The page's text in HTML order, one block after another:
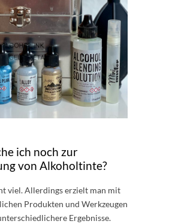
ich noch zur
von Alkoholtinte?
viel. Allerdings erzielt man mit
Produkten und Werkzeugen
Ergebnisse.